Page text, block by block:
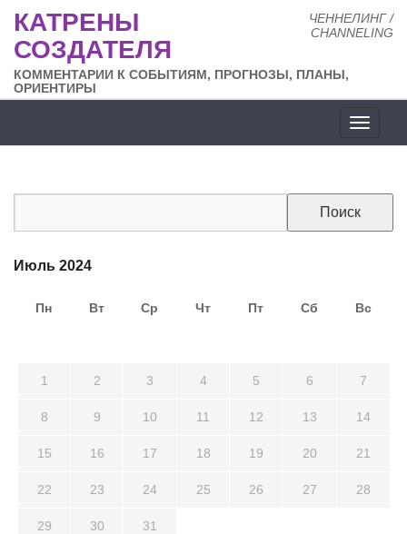
ЧЕННЕЛИНГ /
CHANNELING
КАТРЕНЫ
СОЗДАТЕЛЯ
КОММЕНТАРИИ К СОБЫТИЯМ, ПРОГНОЗЫ, ПЛАНЫ,
ОРИЕНТИРЫ
сайта
Июль 2024
Пн Вт Ср Чт Пт Сб Вс
1 2 3 4 5 6 7
8 9 10 11 12 13 14
15 16 17 18 19 20 21
22 23 24 25 26 27 28
29 30 31